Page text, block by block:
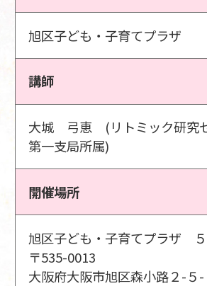
旭区子ども・子育てプラザ
講師
大城 弓恵 (リトミック研究
第一支局所属)
開催場所
旭区子ども・子育てプラザ
〒535-0013
大阪府大阪市旭区森小路２-５-